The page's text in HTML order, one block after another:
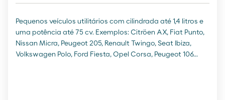
Pequenos veículos utilitários com cilindrada até 1,4 litros e
uma potência até 75 cv. Exemplos: Citröen AX, Fiat Punto,
Nissan Micra, Peugeot 205, Renault Twingo, Seat Ibiza,
Volkswagen Polo, Ford Fiesta, Opel Corsa, Peugeot 106...